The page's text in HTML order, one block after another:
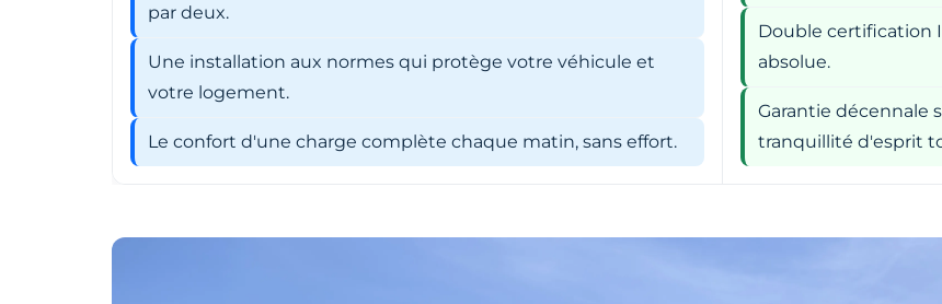
par deux.
Une installation aux normes qui protège votre véhicule et
votre logement.
Le confort d'une charge complète chaque matin, sans effort.
Double certification
absolue.
Garantie décennale
tranquillité d'esprit